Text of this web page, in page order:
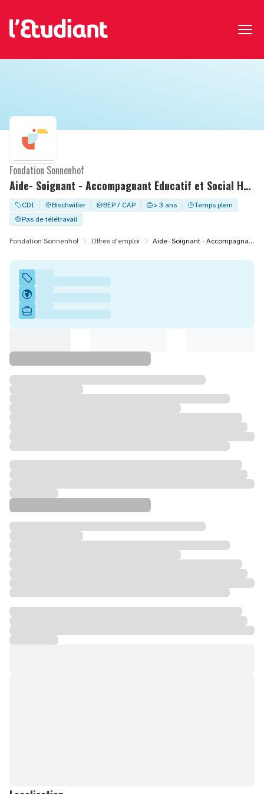
Aide- Soignant - Accompagnant Educatif et Social H/F -CDI à temps complet - FAM M. DURAND
Fondation Sonnenhof
CDI Bischwiller BEP / CAP > 3 ans
Temps plein
Pas de télétravail
Fondation Sonnenhof Offres d'emploi Aide- Soignant - Accompagnant Educatif et Social H/F -CDI à temps complet - FAM M. DURAND